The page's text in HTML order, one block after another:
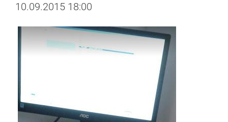
10.09.2015 18:00